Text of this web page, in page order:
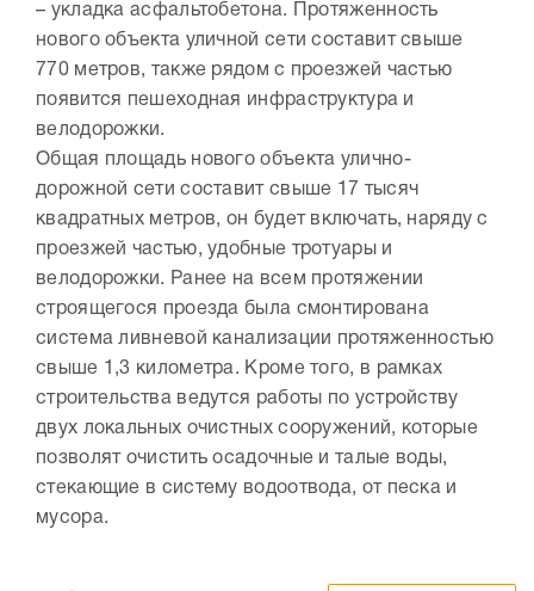
– укладка асфальтобетона. Протяженность
нового объекта уличной сети составит свыше
770 метров, также рядом с проезжей частью
появится пешеходная инфраструктура и
велодорожки.
Общая площадь нового объекта улично-
дорожной сети составит свыше 17 тысяч
квадратных метров, он будет включать, наряду с
проезжей частью, удобные тротуары и
велодорожки. Ранее на всем протяжении
строящегося проезда была смонтирована
система ливневой канализации протяженностью
свыше 1,3 километра. Кроме того, в рамках
строительства ведутся работы по устройству
двух локальных очистных сооружений, которые
позволят очистить осадочные и талые воды,
стекающие в систему водоотвода, от песка и
мусора.